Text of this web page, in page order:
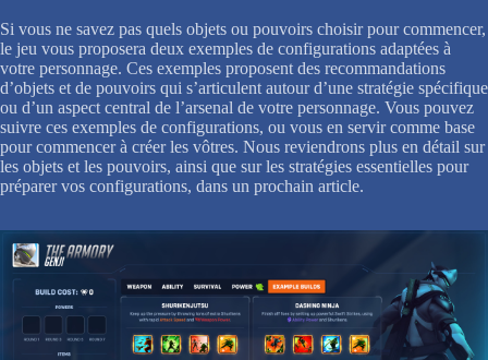
Si vous ne savez pas quels objets ou pouvoirs choisir pour commencer,
le jeu vous proposera deux exemples de configurations adaptées à
votre personnage. Ces exemples proposent des recommandations
d’objets et de pouvoirs qui s’articulent autour d’une stratégie spécifique
ou d’un aspect central de l’arsenal de votre personnage. Vous pouvez
suivre ces exemples de configurations, ou vous en servir comme base
pour commencer à créer les vôtres. Nous reviendrons plus en détail sur
les objets et les pouvoirs, ainsi que sur les stratégies essentielles pour
préparer vos configurations, dans un prochain article.